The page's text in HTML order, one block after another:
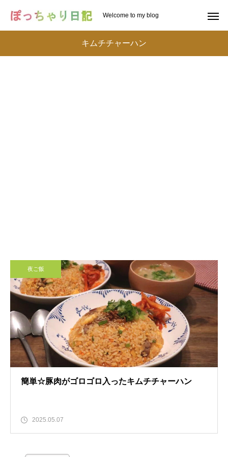
Welcome to my blog
キムチチャーハン
夜ご飯
簡単☆豚肉がゴロゴロ入ったキムチチャーハン
2025.05.07